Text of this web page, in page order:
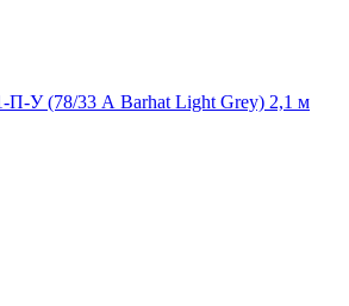
П-У (78/33 А Barhat Light Grey) 2,1 м